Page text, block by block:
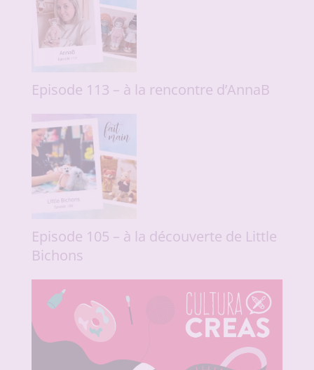
Episode 113 – à la rencontre d’AnnaB
Episode 105 – à la découverte de Little
Bichons